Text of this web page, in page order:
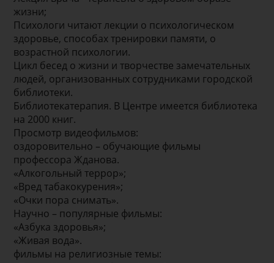
жизни;
Психологи читают лекции о психологическом
здоровье, способах тренировки памяти, о
возрастной психологии.
Цикл бесед о жизни и творчестве замечательных
людей, организованных сотрудниками городской
библиотеки.
Библиотекатерапия. В Центре имеется библиотека
на 2000 книг.
Просмотр видеофильмов:
оздоровительно – обучающие фильмы
профессора Жданова.
«Алкогольный террор»;
«Вред табакокурения»;
«Очки пора снимать».
Научно – популярные фильмы:
«Азбука здоровья»;
«Живая вода».
фильмы на религиозные темы: